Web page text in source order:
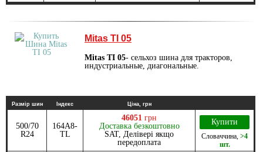
Mitas TI 05
Mitas TI 05- сельхоз шина для тракторов,
индустриальные, диагональные.
Размір шин Індекс Ціна, грн
500/70
R24
164A8-
TL
46051 грн
Доставка безкоштовно
SAT, Делівері якщо
передоплата
Купити
Словаччина >4
шт.